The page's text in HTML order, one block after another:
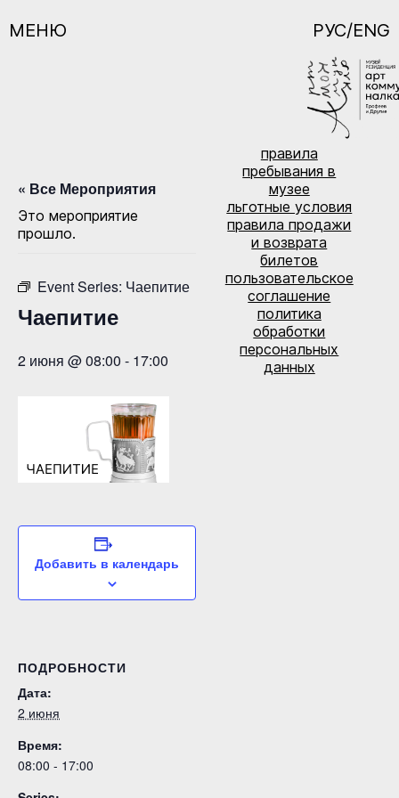
МЕНЮ РУС/ENG
« Все Мероприятия
Это мероприятие
прошло.
Event Series: Чаепитие
Чаепитие
2 июня @ 08:00 - 17:00
Добавить в календарь
ПОДРОБНОСТИ
Дата:
2 июня
Время:
08:00 - 17:00
правила
пребывания в
музее
льготные условия
правила продажи
и возврата
билетов
пользовательское
соглашение
политика
обработки
персональных
данных